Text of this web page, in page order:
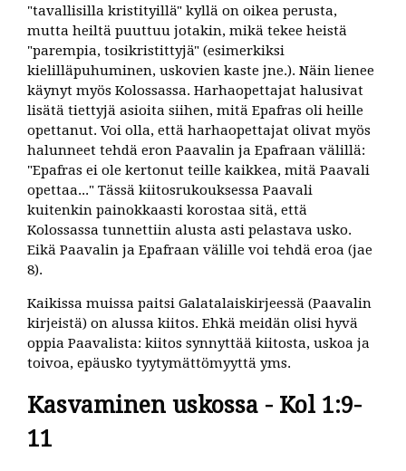
"tavallisilla kristityillä" kyllä on oikea perusta,
mutta heiltä puuttuu jotakin, mikä tekee heistä
"parempia, tosikristittyjä" (esimerkiksi
kielilläpuhuminen, uskovien kaste jne.). Näin lienee
käynyt myös Kolossassa. Harhaopettajat halusivat
lisätä tiettyjä asioita siihen, mitä Epafras oli heille
opettanut. Voi olla, että harhaopettajat olivat myös
halunneet tehdä eron Paavalin ja Epafraan välillä:
"Epafras ei ole kertonut teille kaikkea, mitä Paavali
opettaa..." Tässä kiitosrukouksessa Paavali
kuitenkin painokkaasti korostaa sitä, että
Kolossassa tunnettiin alusta asti pelastava usko.
Eikä Paavalin ja Epafraan välille voi tehdä eroa (jae
8).
Kaikissa muissa paitsi Galatalaiskirjeessä (Paavalin
kirjeistä) on alussa kiitos. Ehkä meidän olisi hyvä
oppia Paavalista: kiitos synnyttää kiitosta, uskoa ja
toivoa, epäusko tyytymättömyyttä yms.
Kasvaminen uskossa - Kol 1:9-
11